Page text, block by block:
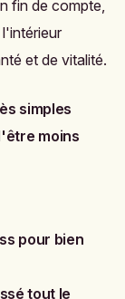
fin de compte,
et de vitalité.
simples
moins
pour bien
tout le